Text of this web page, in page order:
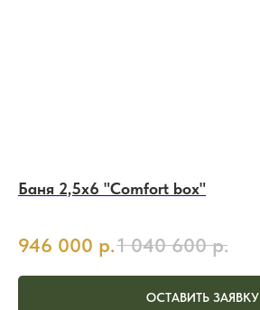
Баня 2,5х6 "Comfort box"
946 000 р.1 040 600 р.
ОСТАВИТЬ ЗАЯВКУ